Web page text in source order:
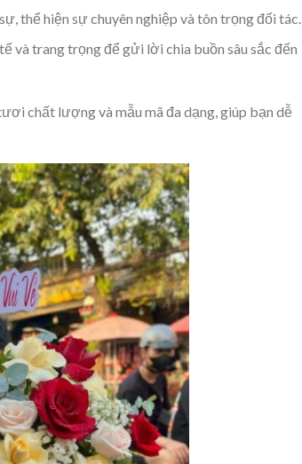
thể hiện sự chuyên nghiệp và tôn trọng đối tác.
và trang trọng để gửi lời chia buồn sâu sắc đến
chất lượng và mẫu mã đa dạng, giúp bạn dễ